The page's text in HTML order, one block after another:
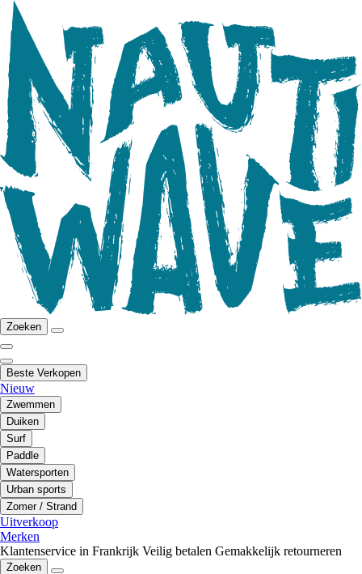
Zoeken
Beste Verkopen
Nieuw
Zwemmen
Duiken
Surf
Paddle
Watersporten
Urban sports
Zomer / Strand
Uitverkoop
Merken
Klantenservice in Frankrijk Veilig betalen Gemakkelijk retourneren
Zoeken